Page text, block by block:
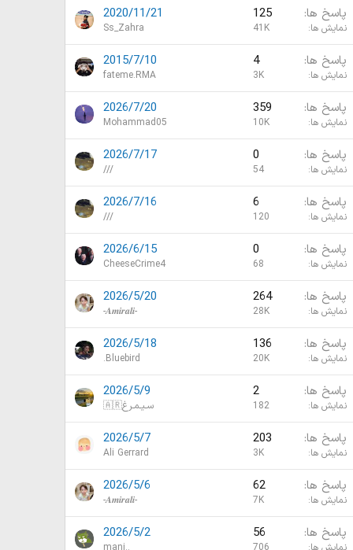
پاسخ ها 125
نمایش ها 41K
2020/11/21
Ss_Zahra
پاسخ ها 4
نمایش ها 3K
2015/7/10
fateme.RMA
پاسخ ها 359
نمایش ها 10K
2026/7/20
Mohammad05
پاسخ ها 0
نمایش ها 54
2026/7/17
///
پاسخ ها 6
نمایش ها 120
2026/7/16
///
پاسخ ها 0
نمایش ها 68
2026/6/15
CheeseCrime4
پاسخ ها 264
نمایش ها 28K
2026/5/20
-𝑨𝒎𝒊𝒓𝒂𝒍𝒊-
پاسخ ها 136
نمایش ها 20K
2026/5/18
.Bluebird
پاسخ ها 2
نمایش ها 182
2026/5/9
سـیـمـرغ🇦🇷
پاسخ ها 203
نمایش ها 3K
2026/5/7
Ali Gerrard
پاسخ ها 62
نمایش ها 7K
2026/5/6
-𝑨𝒎𝒊𝒓𝒂𝒍𝒊-
پاسخ ها 56
2026/5/2